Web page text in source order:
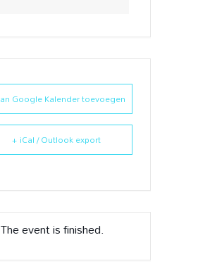
Google Kalender toevoegen
+ iCal / Outlook export
The event is finished.